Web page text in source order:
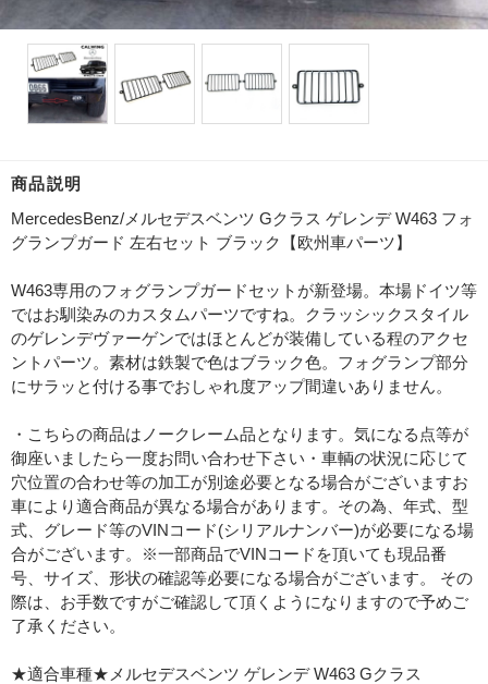
商品説明
MercedesBenz/メルセデスベンツ Gクラス ゲレンデ W463 フォ
グランプガード 左右セット ブラック【欧州車パーツ】
W463専用のフォグランプガードセットが新登場。本場ドイツ等
ではお馴染みのカスタムパーツですね。クラッシックスタイル
のゲレンデヴァーゲンではほとんどが装備している程のアクセ
ントパーツ。素材は鉄製で色はブラック色。フォグランプ部分
にサラッと付ける事でおしゃれ度アップ間違いありません。
・こちらの商品はノークレーム品となります。気になる点等が
御座いましたら一度お問い合わせ下さい・車輌の状況に応じて
穴位置の合わせ等の加工が別途必要となる場合がございますお
車により適合商品が異なる場合があります。その為、年式、型
式、グレード等のVINコード(シリアルナンバー)が必要になる場
合がございます。※一部商品でVINコードを頂いても現品番
号、サイズ、形状の確認等必要になる場合がございます。 その
際は、お手数ですがご確認して頂くようになりますので予めご
了承ください。
★適合車種★メルセデスベンツ ゲレンデ W463 Gクラス